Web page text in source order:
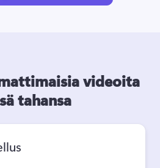
videoita
tahansa